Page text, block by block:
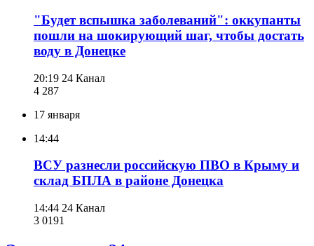
"Будет вспышка заболеваний": оккупанты
пошли на шокирующий шаг, чтобы достать
воду в Донецке
20:19 24 Канал
4 287
17 января
14:44
ВСУ разнесли российскую ПВО в Крыму и
склад БПЛА в районе Донецка
14:44 24 Канал
3 0191